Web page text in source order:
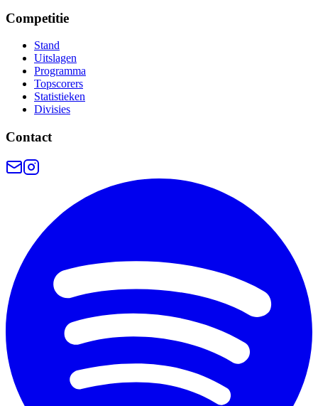
Competitie
Stand
Uitslagen
Programma
Topscorers
Statistieken
Divisies
Contact